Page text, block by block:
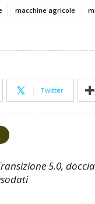
macchine agricole
Twitter
5.0,